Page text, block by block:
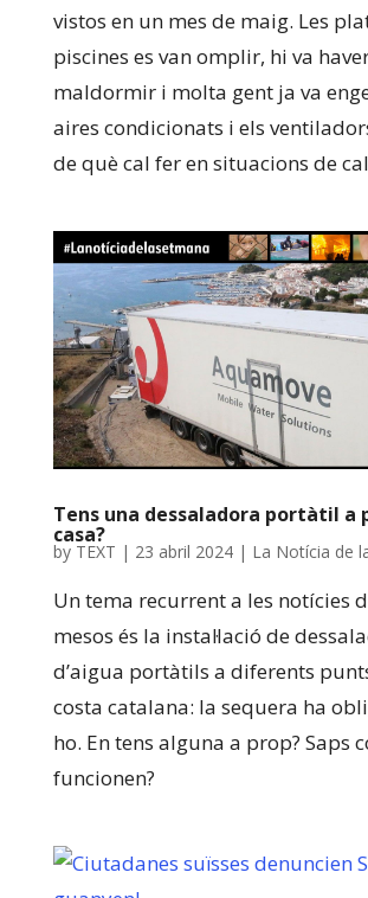
vistos en un mes de maig. Les
piscines es van omplir, hi va
maldormir i molta gent ja va
aires condicionats i els
de què cal fer en situacions de
Tens una dessaladora portàtil a
casa?
by TEXT | 23 abril 2024| La Notícia de
Un tema recurrent a les notícies
mesos és la instal·lació de
d’aigua portàtils a diferents
costa catalana: la sequera ha
ho. En tens alguna a prop? Saps
funcionen?